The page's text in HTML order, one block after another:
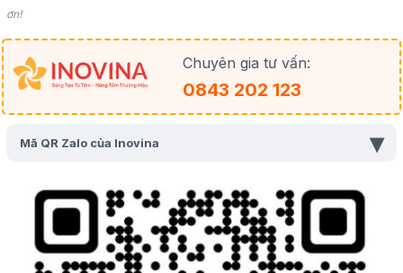
ơn!
Chuyên gia tư vấn:
0843 202 123
Mã QR Zalo của Inovina ▾